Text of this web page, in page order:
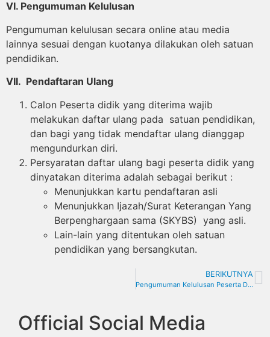
VI. Pengumuman Kelulusan
Pengumuman kelulusan secara online atau media
lainnya sesuai dengan kuotanya dilakukan oleh satuan
pendidikan.
VII. Pendaftaran Ulang
Calon Peserta didik yang diterima wajib
melakukan daftar ulang pada satuan pendidikan,
dan bagi yang tidak mendaftar ulang dianggap
mengundurkan diri.
Persyaratan daftar ulang bagi peserta didik yang
dinyatakan diterima adalah sebagai berikut :
Menunjukkan kartu pendaftaran asli
Menunjukkan Ijazah/Surat Keterangan Yang
Berpenghargaan sama (SKYBS) yang asli.
Lain-lain yang ditentukan oleh satuan
pendidikan yang bersangkutan.
BERIKUTNYA
Pengumuman Kelulusan Peserta Didik SMA Negeri 1 Tembilahan Angakat TP. 2021/2022
Official Social Media